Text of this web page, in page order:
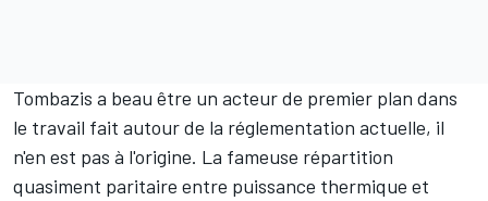
Tombazis a beau être un acteur de premier plan dans
le travail fait autour de la réglementation actuelle, il
n'en est pas à l'origine. La fameuse répartition
quasiment paritaire entre puissance thermique et